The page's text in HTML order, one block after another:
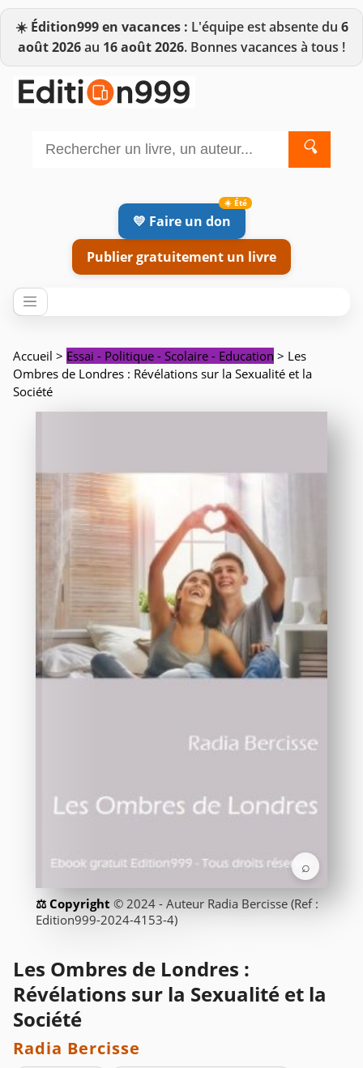
☀️ Édition999 en vacances : L'équipe est absente du 6
août 2026au 16 août 2026. Bonnes vacances à tous !
🔍
💛 Faire un don
Publier gratuitement un livre
Accueil > Essai - Politique - Scolaire - Education > Les
Ombres de Londres : Révélations sur la Sexualité et la
Société
⌕
© 2024 - Auteur Radia Bercisse (Ref :
Edition999-2024-4153-4)
Les Ombres de Londres :
Révélations sur la Sexualité et la
Société
Radia Bercisse